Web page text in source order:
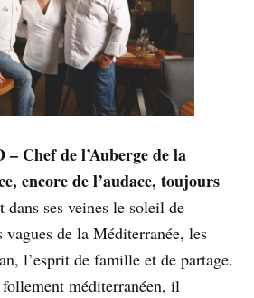
Chef de l’Auberge de la
encore de l’audace, toujours
dans ses veines le soleil de
de la Méditerranée, les
l’esprit de famille et de partage.
méditerranéen, il